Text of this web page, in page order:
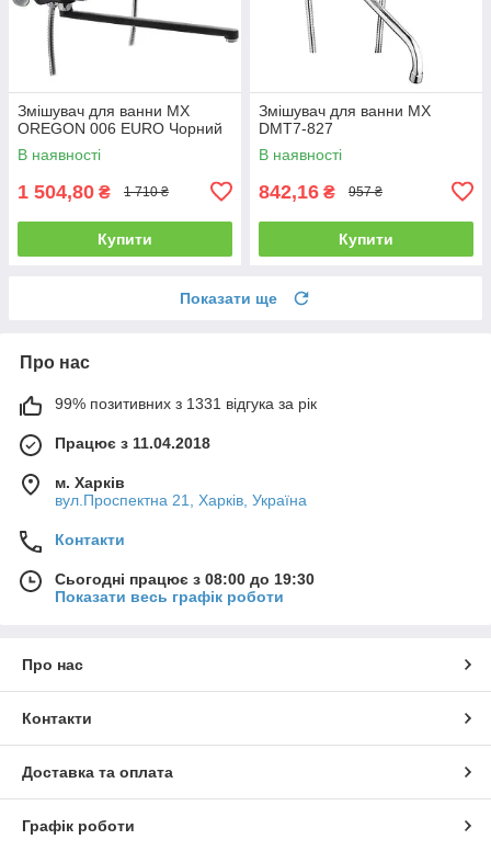
Змішувач для ванни MX
OREGON 006 EURO Чорний
В наявності
1 504,80 ₴ 1 710 ₴
Купити
Змішувач для ванни MX
DMT7-827
В наявності
842,16 ₴ 957 ₴
Купити
Показати ще
Про нас
99% позитивних з 1331 відгука за рік
Працює з 11.04.2018
м. Харків
вул.Проспектна 21, Харків, Україна
Контакти
Сьогодні працює з 08:00 до 19:30
Показати весь графік роботи
Про нас
Контакти
Доставка та оплата
Графік роботи